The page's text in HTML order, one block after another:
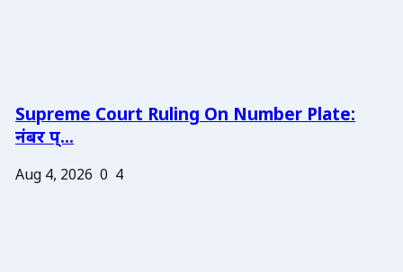
Supreme Court Ruling On Number Plate:
नंबर प्...
Aug 4, 2026 0 4